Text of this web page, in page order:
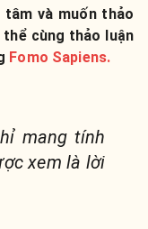
và muốn thảo
thể cùng thảo luận
Fomo Sapiens.
mang tính
xem là lời